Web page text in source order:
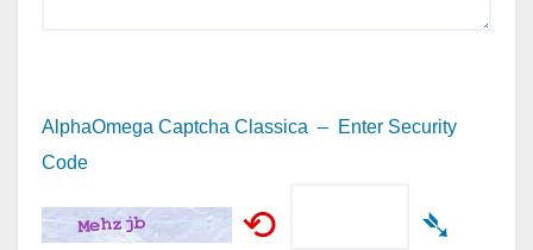
AlphaOmega Captcha Classica – Enter Security
Code
⟲ ➴